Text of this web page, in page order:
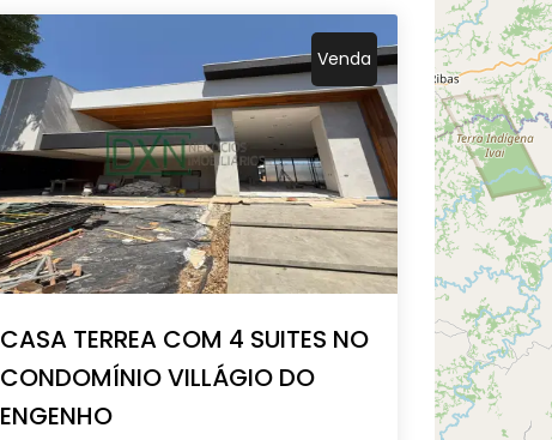
Venda
CASA TERREA COM 4 SUITES NO
CONDOMÍNIO VILLÁGIO DO
ENGENHO